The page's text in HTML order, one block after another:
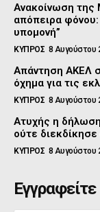
Ανακοίνωση της
απόπειρα φόνου:
υπομονή”
ΚΥΠΡΟΣ 8 Αυγούστου
Απάντηση ΑΚΕΛ
όχημα για τις
ΚΥΠΡΟΣ 8 Αυγούστου
Ατυχής η
ούτε
ΚΥΠΡΟΣ 8 Αυγούστου
Εγγραφείτε